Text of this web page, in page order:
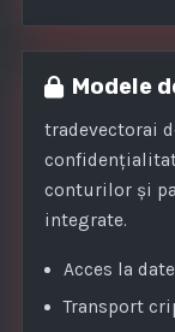
Modele
tradevectorai
conturilor și
integrate.
Acces la
Transport